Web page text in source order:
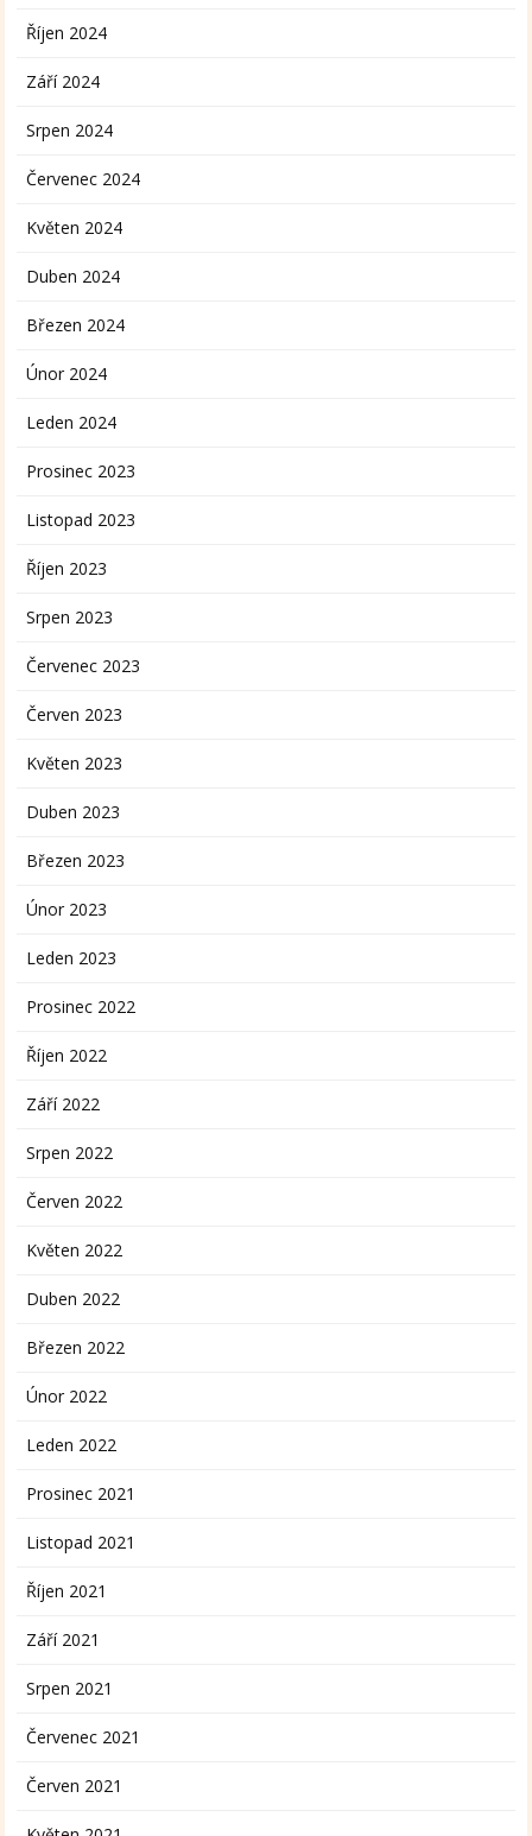
Říjen 2024
Září 2024
Srpen 2024
Červenec 2024
Květen 2024
Duben 2024
Březen 2024
Únor 2024
Leden 2024
Prosinec 2023
Listopad 2023
Říjen 2023
Srpen 2023
Červenec 2023
Červen 2023
Květen 2023
Duben 2023
Březen 2023
Únor 2023
Leden 2023
Prosinec 2022
Říjen 2022
Září 2022
Srpen 2022
Červen 2022
Květen 2022
Duben 2022
Březen 2022
Únor 2022
Leden 2022
Prosinec 2021
Listopad 2021
Říjen 2021
Září 2021
Srpen 2021
Červenec 2021
Červen 2021